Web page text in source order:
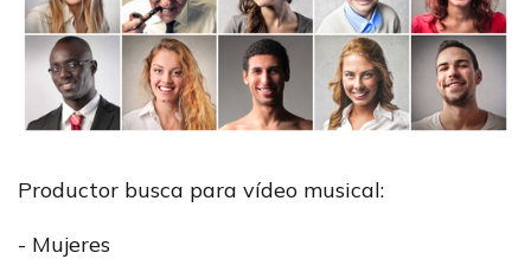
Productor busca para vídeo musical:
- Mujeres